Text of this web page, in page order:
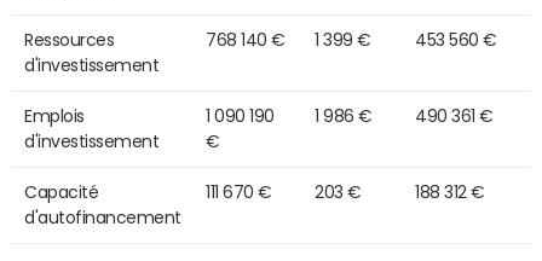
Ressources
d'investissement
768 140 € 1 399 € 453 560 €
Emplois
d'investissement
1 090 190
€
1 986 € 490 361 €
Capacité
d'autofinancement
111 670 € 203 € 188 312 €